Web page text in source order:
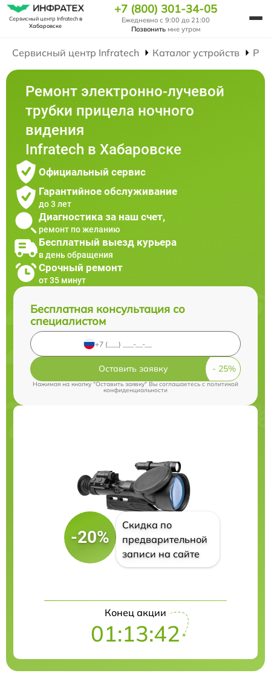
Сервисный центр Infratechв
Хабаровске
+7 (800) 301-34-05
Ежедневно с 9:00 до 21:00
Позвонить мне утром
Сервисный центр Infratech Каталог устройств
Ремонт электронно-лучевой
трубки прицела ночного
видения
Infratech в Хабаровске
Официальный сервис
Гарантийное обслуживание
до 3 лет
Диагностика за наш счет,
ремонт по желанию
Бесплатный выезд курьера
в день обращения
Срочный ремонт
от 35 минут
Бесплатная консультация со
специалистом
Оставить заявку
Нажимая на кнопку "Оставить заявку" Вы соглашаетесь cполитикой
конфиденциальности
-20%
Скидка по
предварительной
записи на сайте
Конец акции
01:13:41